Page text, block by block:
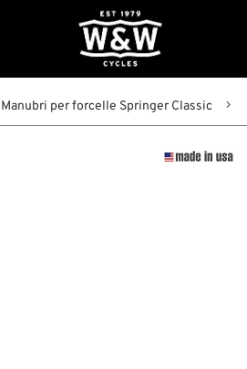
Manubri per forcelle Springer Classic